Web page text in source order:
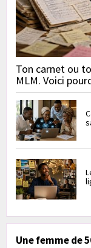
Ton carnet ou
MLM. Voici
Une femme de